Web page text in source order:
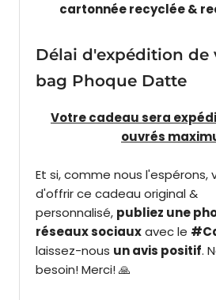
cartonnée recyclée &
Délai d'expédition de
bag Phoque Datte
Votre cadeau sera
ouvrés
Et si, comme nous l'espérons,
d'offrir ce cadeau original &
personnalisé, publiez une
réseaux sociauxavec le
laissez-nous un avis positif.
besoin! Merci! 🙏